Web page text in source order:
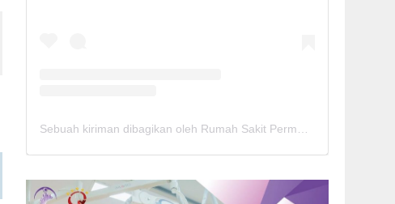
Sebuah kiriman dibagikan oleh Rumah Sakit Permata Cirebon (@rspermatacirebon)